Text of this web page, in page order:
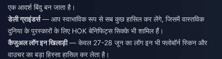
एक आदर्श बिंदु बन जाता है।
डेली ग्राइंडर्स— आप स्वाभाविक रूप से सब कुछ हासिल कर लेंगे, जिसमें वास्तविक
दुनिया के पुरस्कारों के लिए HOK बेनिफिट्स सिक्के भी शामिल हैं।
कैजुअल लॉग इन खिलाड़ी— केवल 27-28 जून का लॉग इन भी फ्लोबॉर्न स्किन और
वाउचर का बड़ा हिस्सा हासिल कर लेता है।